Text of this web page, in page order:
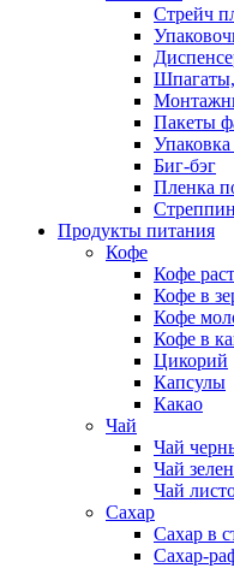
Стрейч
Пакеты
Упаковка
Биг-бэг
Пленка
Продукты питания
Кофе
Кофе
Кофе в
Кофе
Кофе в
Цикорий
Капсулы
Какао
Чай
Чай
Чай
Чай
Сахар
Сахар в
Сахар-